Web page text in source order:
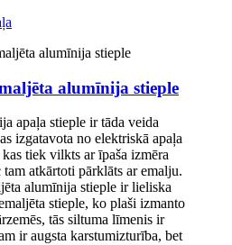
alumīnija stieple
apaļa stieple ir tāda veida
izgatavota no elektriskā apaļa
tiek vilkts ar īpaša izmēra
atkārtoti pārklāts ar emalju.
alumīnija stieple ir lieliska
stieple, ko plaši izmanto
tās siltuma līmenis ir
ir augsta karstumizturība, bet